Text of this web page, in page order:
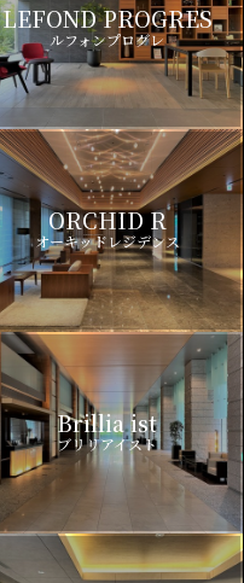
LEFOND PROGRES
ルフォンプログレ
ORCHID R
オーキッドレジデンス
Brillia ist
ブリリアイスト